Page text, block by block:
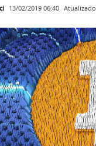
13/02/2019 06:40 Atualizado